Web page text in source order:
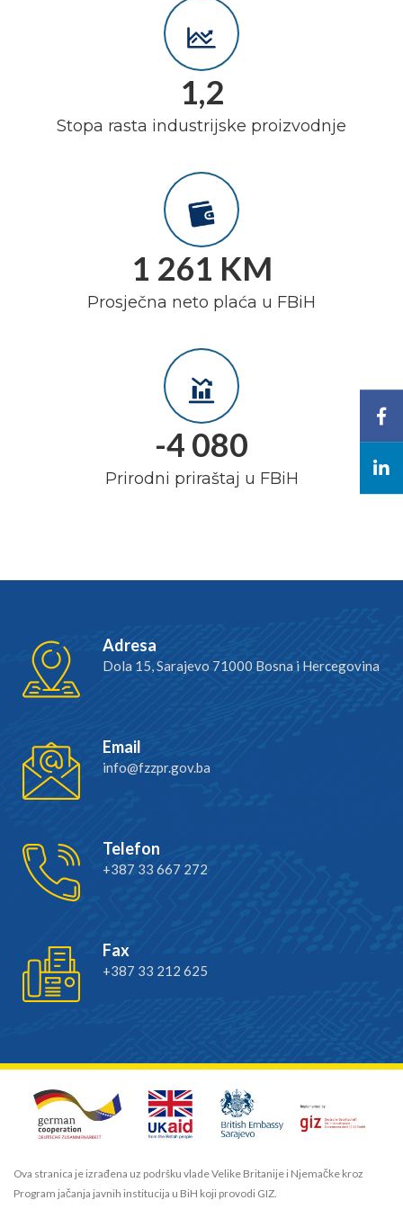
1,2
Stopa rasta industrijske proizvodnje
1 261 KM
Prosječna neto plaća u FBiH
-4 080
Prirodni priraštaj u FBiH
Adresa
Dola 15, Sarajevo 71000 Bosna i Hercegovina
Email
info@fzzpr.gov.ba
Telefon
+387 33 667 272
Fax
+387 33 212 625
Ova stranica je izrađena uz podršku vlade Velike Britanije i Njemačke kroz
Program jačanja javnih institucija u BiH koji provodi GIZ.